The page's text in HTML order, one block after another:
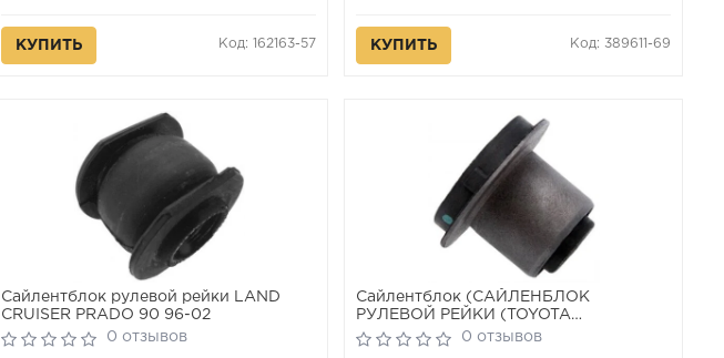
КУПИТЬ Код: 162163-57 КУПИТЬ Код: 389611-69
Сайлентблок рулевой рейки LAND
CRUISER PRADO 90 96-02
0 отзывов
Сайлентблок (САЙЛЕНБЛОК
РУЛЕВОЙ РЕЙКИ (TOYOTA
PICNIC/AVENSIS VERSO ACM20 2001-
2005) FEBEST)
0 отзывов